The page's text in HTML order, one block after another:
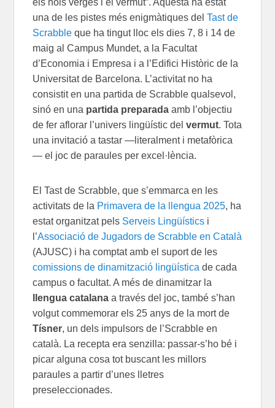
una de les pistes més enigmàtiques delTast de
Scrabble que ha tingut lloc els dies 7, 8 i 14 de
maig al Campus Mundet, a la Facultat
d’Economia i Empresa i a l’Edifici Històric de la
Universitat de Barcelona. L’activitat no ha
consistit en una partida de Scrabble qualsevol,
sinó en una partida preparada amb l’objectiu
de fer aflorar l’univers lingüístic delvermut. Tota
una invitació a tastar —literalment i metafòrica
— el joc de paraules per excel·lència.
El Tast de Scrabble, que s’emmarca en les
activitats de la Primavera de la llengua 2025, ha
estat organitzat pels Serveis Lingüístics i
l’Associació de Jugadors de Scrabble en Català
(AJUSC) i ha comptat amb el suport de les
comissions de dinamització lingüística de cada
campus o facultat. A més de dinamitzar la
llengua catalana a través del joc, també s’han
volgutcommemorar els 25 anys de la mort de
Tísner, un dels impulsors de l’Scrabble en
català. La recepta era senzilla: passar-s’ho bé i
picar alguna cosa tot buscant les millors
paraules a partir d’unes lletres
preseleccionades.